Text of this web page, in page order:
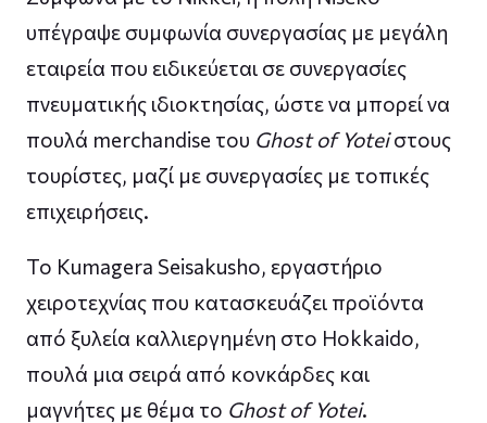
υπέγραψε συμφωνία συνεργασίας με μεγάλη
εταιρεία που ειδικεύεται σε συνεργασίες
πνευματικής ιδιοκτησίας, ώστε να μπορεί να
πουλά merchandise του Ghost of Yoteiστους
τουρίστες, μαζί με συνεργασίες με τοπικές
επιχειρήσεις.
Το Kumagera Seisakusho, εργαστήριο
χειροτεχνίας που κατασκευάζει προϊόντα
από ξυλεία καλλιεργημένη στο Hokkaido,
πουλά μια σειρά από κονκάρδες και
μαγνήτες με θέμα το Ghost of Yotei.